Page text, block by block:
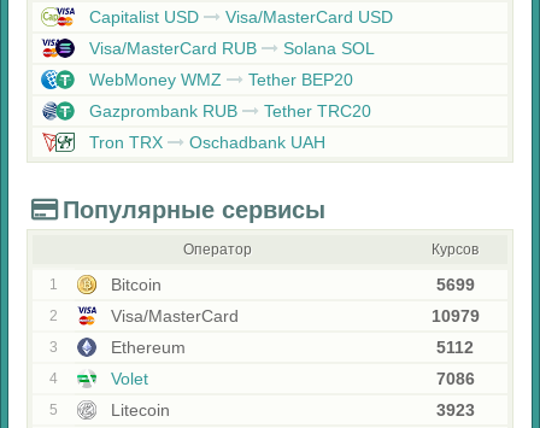
Capitalist USD
Visa/MasterCard USD
Visa/MasterCard RUB
Solana SOL
WebMoney WMZ
Tether BEP20
Gazprombank RUB
Tether TRC20
Tron TRX
Oschadbank UAH
Популярные сервисы
Оператор Курсов
1 Bitcoin 5699
2 Visa/MasterCard 10979
3 Ethereum 5112
4 Volet 7086
5 Litecoin 3923